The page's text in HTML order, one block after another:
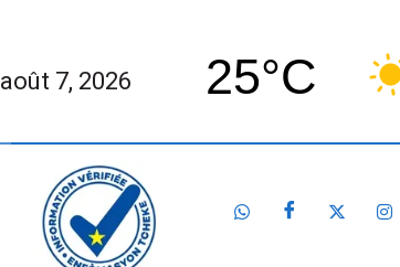
août 7, 2026 25°C